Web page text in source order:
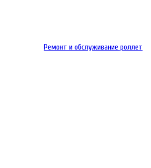
Ремонт и обслуживание роллет